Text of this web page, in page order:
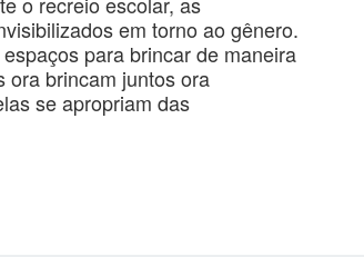
em torno ao gênero.
para brincar de maneira
ora brincam juntos ora
se apropriam das